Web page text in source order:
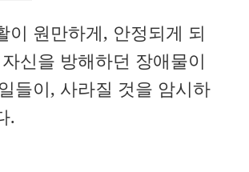
이 원만하게, 안정되게 되
신을 방해하던 장애물이
들이, 사라질 것을 암시하
.